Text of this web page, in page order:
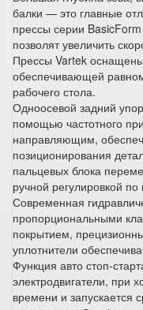
балки — это главные
прессы серии
позволят увеличить
Прессы Vartek
обеспечивающей
рабочего стола.
Одноосевой задний
помощью частотного
направляющим,
позиционирования
пальцевых блока
ручной регулировкой по
Современная
пропорциональными
покрытием,
уплотнители
Функция авто стоп-
электродвигатели, при
времени и запускается